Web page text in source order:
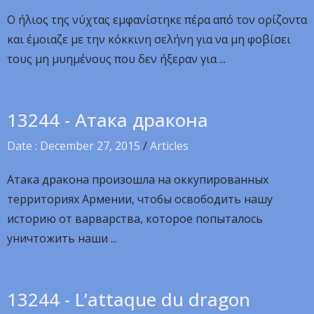
Ο ήλιος της νύχτας εμφανίστηκε πέρα από τον ορίζοντα
και έμοιαζε με την κόκκινη σελήνη για να μη φοβίσει
τους μη μυημένους που δεν ήξεραν για ...
13244 - Атака дракона
Date : December 27, 2015 /Articles
Атака дракона произошла на оккупированных
территориях Армении, чтобы освободить нашу
историю от варварства, которое попыталось
уничтожить наши ...
13244 - L’attaque du dragon